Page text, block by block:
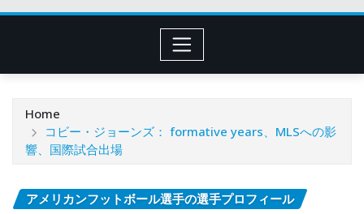
Home
コビー・ジョーンズ： formative years、MLSへの影
響、国際試合出場
アメリカンフットボール選手の選手プロフィール